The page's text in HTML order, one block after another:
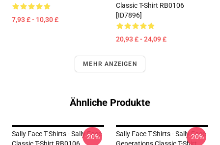
7,93 £ - 10,30 £
Classic T-Shirt RB0106
[ID7896]
20,93 £ - 24,09 £
MEHR ANZEIGEN
Ähnliche Produkte
Sally Face T-Shirts - Sally Face
-20%
Sally Face T-Shirts - Sally Face
-20%